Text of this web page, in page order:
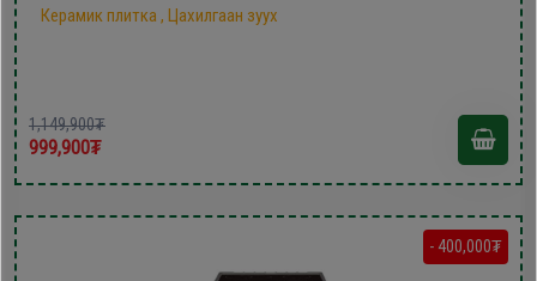
Керамик плитка , Цахилгаан зуух
1,149,900₮
999,900₮
- 400,000₮